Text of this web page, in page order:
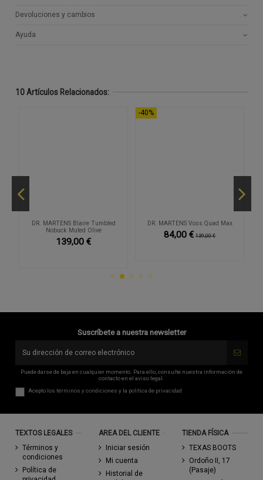
Devoluciones y cambios
Ayuda
10 Artículos Relacionados:
DR. MARTENS Blaire Tumbled
Nobuck Muted Olive
139,00 €
-40%
DR. MARTENS Voss Quad Max
84,00 € 139,00 €
Suscríbete a nuestra newsletter
Puede darse de baja en cualquier momento. Para ello, consulte nuestra información de
contacto en el aviso legal.
Acepto lostérminos y condiciones y la política de privacidad
TEXTOS LEGALES
Términos y
condiciones
Política de
AREA DEL CLIENTE
Iniciar sesión
Mi cuenta
Historial de
TIENDA FÍSICA
TEXAS BOOTS
Ordoño II, 17
(Pasaje)